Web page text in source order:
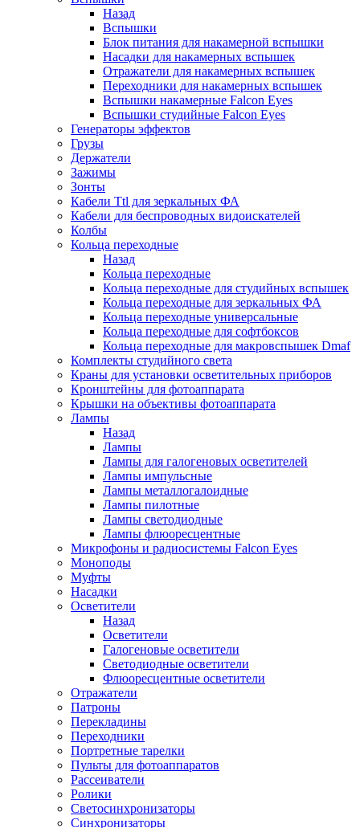
Назад
Вспышки
Блок питания для накамерной вспышки
Насадки для накамерных вспышек
Отражатели для накамерных вспышек
Переходники для накамерных вспышек
Вспышки накамерные Falcon Eyes
Вспышки студийные Falcon Eyes
Генераторы эффектов
Грузы
Держатели
Зажимы
Зонты
Кабели Ttl для зеркальных ФА
Кабели для беспроводных видоискателей
Колбы
Кольца переходные
Назад
Кольца переходные
Кольца переходные для студийных вспышек
Кольца переходные для зеркальных ФА
Кольца переходные универсальные
Кольца переходные для софтбоксов
Кольца переходные для макровспышек Dmaf
Комплекты студийного света
Краны для установки осветительных приборов
Кронштейны для фотоаппарата
Крышки на объективы фотоаппарата
Лампы
Назад
Лампы
Лампы для галогеновых осветителей
Лампы импульсные
Лампы металлогалоидные
Лампы пилотные
Лампы светодиодные
Лампы флюоресцентные
Микрофоны и радиосистемы Falcon Eyes
Моноподы
Муфты
Насадки
Осветители
Назад
Осветители
Галогеновые осветители
Светодиодные осветители
Флюоресцентные осветители
Отражатели
Патроны
Перекладины
Переходники
Портретные тарелки
Пульты для фотоаппаратов
Рассеиватели
Ролики
Светосинхронизаторы
Синхронизаторы